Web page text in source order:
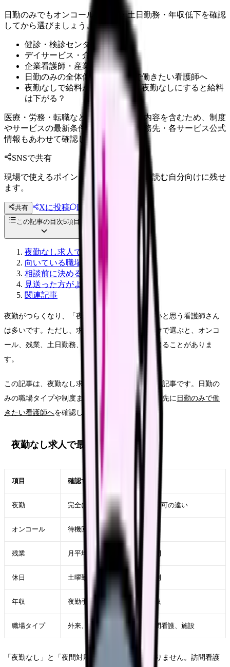
日勤のみでもオンコール・残業・土日勤務・年収低下を確認
してから選びましょう。
健診・検診センター
デイサービス・介護施設
企業看護師・産業保健
日勤のみの全体像： 日勤のみで働きたい看護師へ
夜勤なしで給料が下がる不安： 夜勤なしにすると給料
は下がる？
医療・労務・転職など判断に影響する内容を含むため、制度
やサービスの最新条件は公的機関・勤務先・各サービス公式
情報もあわせて確認してください。
SNSで共有
現場で使えるポイントを、同僚やあとで読む自分向けに残せ
ます。
共有 Xに投稿 LINE
投稿文コピー
この記事の目次5項目
夜勤なし求人で最初に見ること
向いている職場タイプ
相談前に決める条件
見送った方がよい求人のサイン
関連記事
夜勤がつらくなり、「夜勤なし求人」を探したいと思う看護師さん
は多いです。ただし、求人票の「夜勤なし」だけで選ぶと、オンコ
ール、残業、土日勤務、収入低下でギャップが出ることがありま
す。
この記事は、夜勤なし求人を見る直前のチェック記事です。日勤の
みの職場タイプや制度まで広く知りたい場合は、先に 日勤のみで働
きたい看護師へを確認してください。
夜勤なし求人で最初に見ること
項目 確認すること
夜勤 完全になし、夜勤少なめ、相談可の違い
オンコール 待機回数、呼び出し頻度、手当
残業 月平均、診療終了後、記録時間
休日 土曜勤務、日祝勤務、シフト制
年収 夜勤手当がなくなった後の年収
職場タイプ 外来、クリニック、健診、訪問看護、施設
「夜勤なし」と「夜間対応なし」は同じではありません。訪問看護